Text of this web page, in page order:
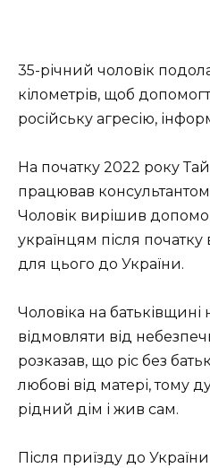
35-річний чоловік
кілометрів, щоб
російську агресію,
На початку 2022 року
працював
Чоловік вирішив
українцям після початку
для цього до України.
Чоловіка на батьківщині
відмовляти від
розказав, що ріс без
любові від матері, тому
рідний дім і жив сам.
Після приїзду до